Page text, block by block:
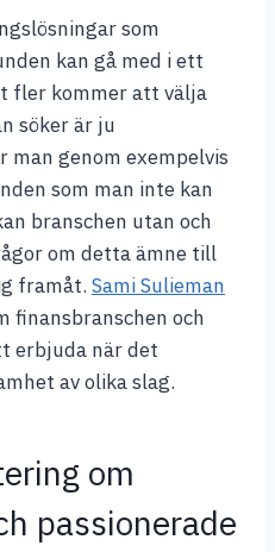
som
kan gå med i ett
fler kommer att välja
söker är ju
genom exempelvis
som man inte kan
branschen utan och
om detta ämne till
framåt. Sami Sulieman
finansbranschen och
erbjuda när det
av olika slag.
om
passionerade